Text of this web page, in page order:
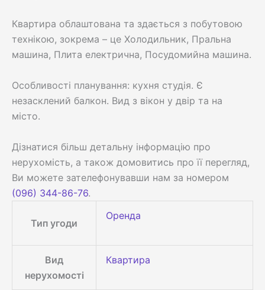
Квартира облаштована та здається з побутовою
технікою, зокрема – це Холодильник, Пральна
машина, Плита електрична, Посудомийна машина.
Особливості планування: кухня студія. Є
незасклений балкон. Вид з вікон у двір та на
місто.
Дізнатися більш детальну інформацію про
нерухомість, а також домовитись про її перегляд,
Ви можете зателефонувавши нам за номером
(096) 344-86-76.
Тип угоди
Оренда
Вид
нерухомості
Квартира